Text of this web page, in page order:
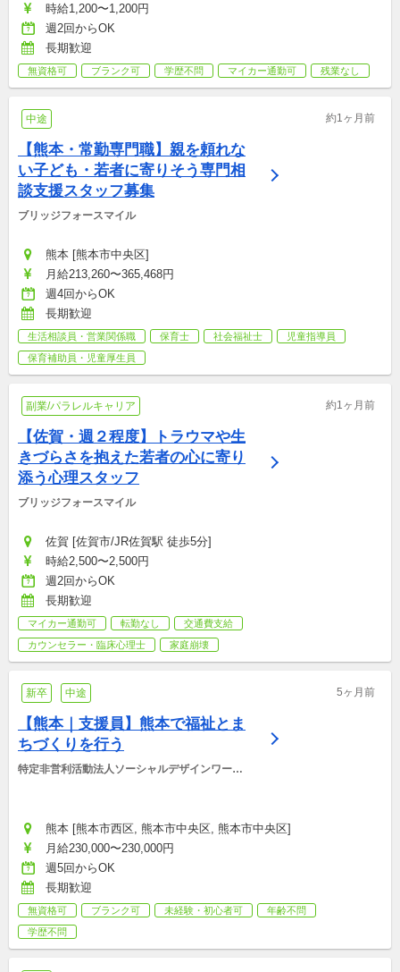
時給1,200〜1,200円
週2回からOK
長期歓迎
無資格可 ブランク可 学歴不問 マイカー通勤可 残業なし
中途 約1ヶ月前
【熊本・常勤専門職】親を頼れな
い子ども・若者に寄りそう専門相
談支援スタッフ募集
ブリッジフォースマイル
熊本 [熊本市中央区]
月給213,260〜365,468円
週4回からOK
長期歓迎
生活相談員・営業関係職 保育士 社会福祉士
児童指導員
保育補助員・児童厚生員
副業/パラレルキャリア 約1ヶ月前
【佐賀・週２程度】トラウマや生
きづらさを抱えた若者の心に寄り
添う心理スタッフ
ブリッジフォースマイル
佐賀 [佐賀市/JR佐賀駅 徒歩5分]
時給2,500〜2,500円
週2回からOK
長期歓迎
マイカー通勤可 転勤なし
交通費支給
カウンセラー・臨床心理士
家庭崩壊
新卒 中途 5ヶ月前
【熊本｜支援員】熊本で福祉とま
ちづくりを行う
特定非営利活動法人ソーシャルデザインワーク
熊本 [熊本市西区, 熊本市中央区, 熊本市中央区]
月給230,000〜230,000円
週5回からOK
長期歓迎
無資格可 ブランク可 未経験・初心者可
年齢不問
学歴不問